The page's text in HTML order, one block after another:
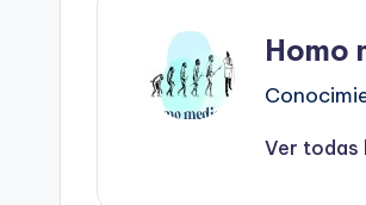
Homo
Ver todas